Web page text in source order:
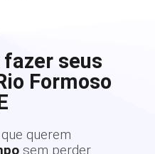
seus
Formoso
querem
sem perder